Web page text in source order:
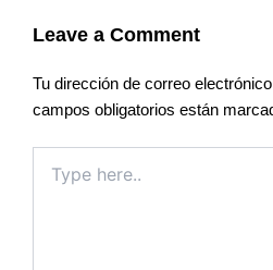
Leave a Comment
Tu dirección de correo
campos obligatorios están
here..